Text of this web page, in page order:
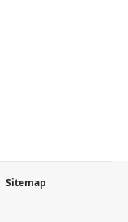
Sitemap